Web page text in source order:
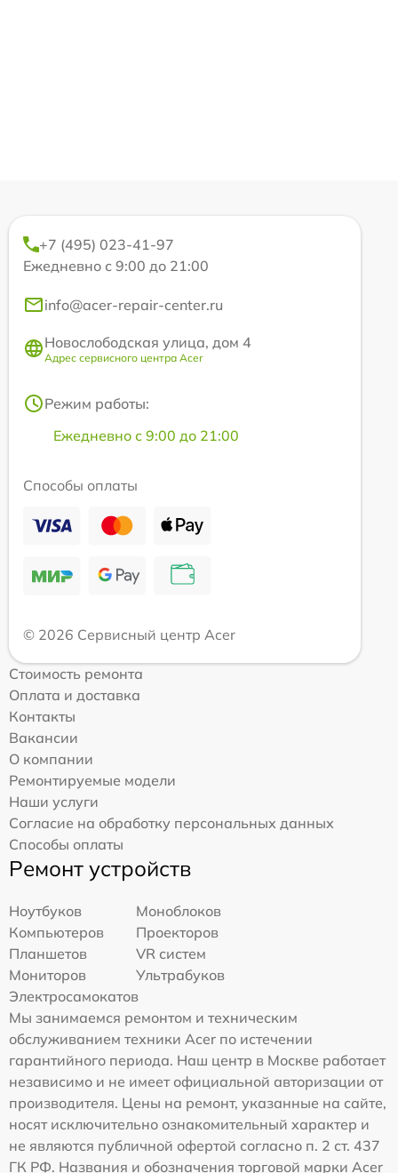
+7 (495) 023-41-97
Ежедневно с 9:00 до 21:00
info@acer-repair-center.ru
Новослободская улица, дом 4
Адрес сервисного центра Acer
Режим работы:
Ежедневно с 9:00 до 21:00
Способы оплаты
© 2026 Сервисный центр Acer
Стоимость ремонта
Оплата и доставка
Контакты
Вакансии
О компании
Ремонтируемые модели
Наши услуги
Согласие на обработку персональных данных
Способы оплаты
Ремонт устройств
Ноутбуков
Моноблоков
Компьютеров
Проекторов
Планшетов
VR систем
Мониторов
Ультрабуков
Электросамокатов
Мы занимаемся ремонтом и техническим
обслуживанием техники Acer по истечении
гарантийного периода. Наш центр в Москве работает
независимо и не имеет официальной авторизации от
производителя. Цены на ремонт, указанные на сайте,
носят исключительно ознакомительный характер и
не являются публичной офертой согласно п. 2 ст. 437
ГК РФ. Названия и обозначения торговой марки Acer